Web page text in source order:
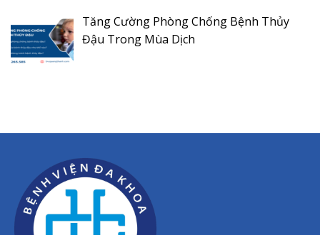
Tăng Cường Phòng Chống Bệnh Thủy
Đậu Trong Mùa Dịch